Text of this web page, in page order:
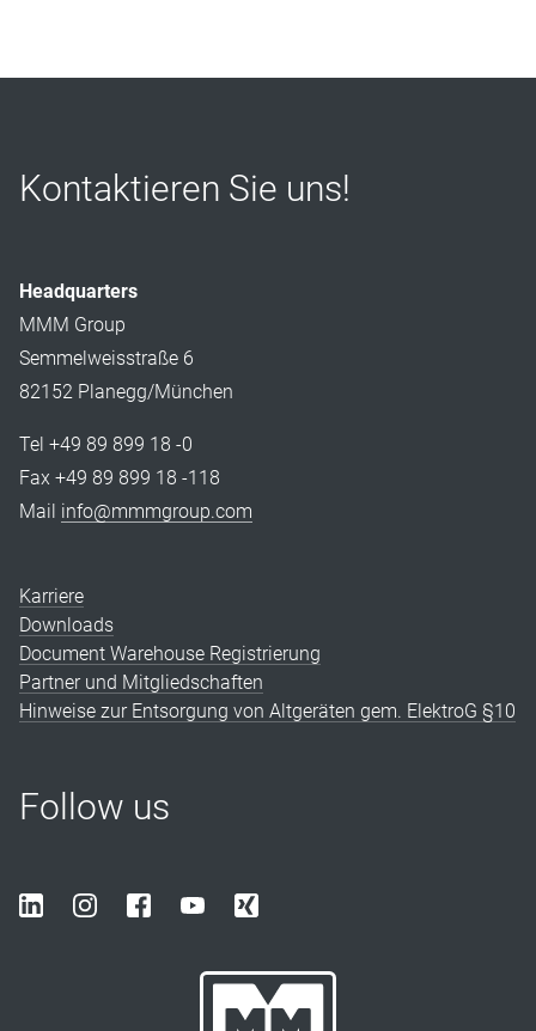
Kontaktieren Sie uns!
Headquarters
MMM Group
Semmelweisstraße 6
82152 Planegg/München
Tel +49 89 899 18 -0
Fax +49 89 899 18 -118
Mail info@mmmgroup.com
Karriere
Downloads
Document Warehouse Registrierung
Partner und Mitgliedschaften
Hinweise zur Entsorgung von Altgeräten gem. ElektroG §10
Follow us